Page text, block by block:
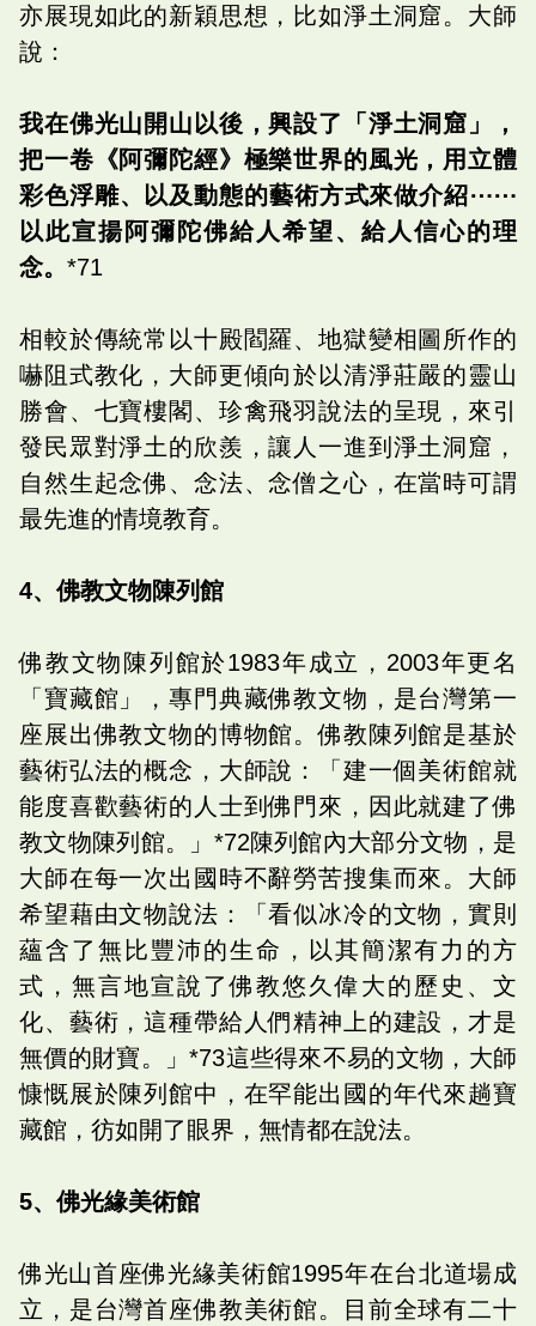
亦展現如此的新穎思想，比如淨土洞窟。大師
說：
我在佛光山開山以後，興設了「淨土洞窟」，
把一卷《阿彌陀經》極樂世界的風光，用立體
彩色浮雕、以及動態的藝術方式來做介紹⋯⋯
以此宣揚阿彌陀佛給人希望、給人信心的理
念。 *71
相較於傳統常以十殿閻羅、地獄變相圖所作的
嚇阻式教化，大師更傾向於以清淨莊嚴的靈山
勝會、七寶樓閣、珍禽飛羽說法的呈現，來引
發民眾對淨土的欣羨，讓人一進到淨土洞窟，
自然生起念佛、念法、念僧之心，在當時可謂
最先進的情境教育。
4、佛教文物陳列館
佛教文物陳列館於1983年成立，2003年更名
「寶藏館」，專門典藏佛教文物，是台灣第一
座展出佛教文物的博物館。佛教陳列館是基於
藝術弘法的概念，大師說：「建一個美術館就
能度喜歡藝術的人士到佛門來，因此就建了佛
教文物陳列館。」*72陳列館內大部分文物，是
大師在每一次出國時不辭勞苦搜集而來。大師
希望藉由文物說法：「看似冰冷的文物，實則
蘊含了無比豐沛的生命，以其簡潔有力的方
式，無言地宣說了佛教悠久偉大的歷史、文
化、藝術，這種帶給人們精神上的建設，才是
無價的財寶。」*73這些得來不易的文物，大師
慷慨展於陳列館中，在罕能出國的年代來趟寶
藏館，彷如開了眼界，無情都在說法。
5、佛光緣美術館
佛光山首座佛光緣美術館1995年在台北道場成
立，是台灣首座佛教美術館。目前全球有二十